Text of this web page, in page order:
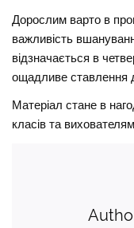
Дорослим варто в
важливість
відзначається в
ощадливе ставлення
Матеріал стане в
класів та